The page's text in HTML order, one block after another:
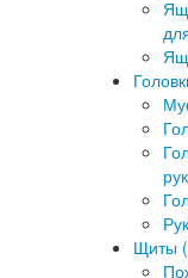
Щиты